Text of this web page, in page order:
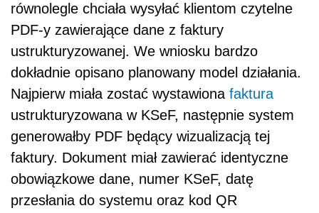
równolegle chciała wysyłać klientom czytelne
PDF-y zawierające dane z faktury
ustrukturyzowanej. We wniosku bardzo
dokładnie opisano planowany model działania.
Najpierw miała zostać wystawiona faktura
ustrukturyzowana w KSeF, następnie system
generowałby PDF będący wizualizacją tej
faktury. Dokument miał zawierać identyczne
obowiązkowe dane, numer KSeF, datę
przesłania do systemu oraz kod QR